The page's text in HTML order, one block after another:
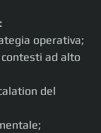
operativa;
ad alto
del